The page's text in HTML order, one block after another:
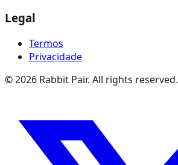
Legal
Termos
Privacidade
©2026 Rabbit Pair. All rights reserved.